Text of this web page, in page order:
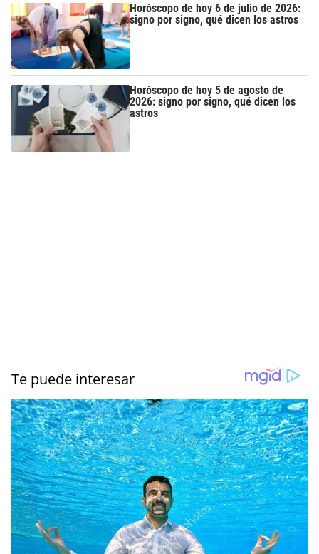
Horóscopo de hoy 6 de julio de 2026:
signo por signo, qué dicen los astros
Horóscopo de hoy 5 de agosto de
2026: signo por signo, qué dicen los
astros